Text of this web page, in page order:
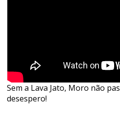
Sem a Lava Jato, Moro não
desespero!